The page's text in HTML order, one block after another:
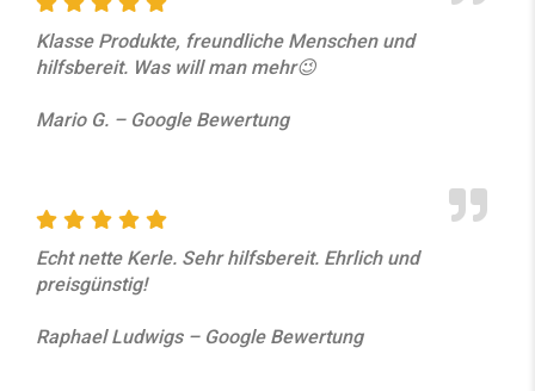
Klasse Produkte, freundliche Menschen und
hilfsbereit. Was will man mehr😉
Mario G. – Google Bewertung
Echt nette Kerle. Sehr hilfsbereit. Ehrlich und
preisgünstig!
Raphael Ludwigs – Google Bewertung